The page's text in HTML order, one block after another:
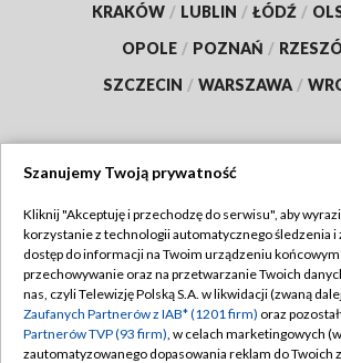
KRAKÓW / LUBLIN / ŁÓDŹ /
OPOLE / POZNAŃ /
SZCZECIN / WARSZAWA /
TVP
Abonament TVP
Emisja w TVP
Centrum informacji TVP
Regulamin TVP
Polityka prywatności
Moje zgody
Szanujemy Twoją prywatność
Kliknij "Akceptuję i przechodzę do serwisu", aby
korzystanie z technologii automatycznego śledzenia i
dostęp do informacji na Twoim urządzeniu końcowym
przechowywanie oraz na przetwarzanie Twoich
nas, czyli Telewizję Polską S.A. w likwidacji (zwaną
Zaufanych Partnerów z IAB* (1201 firm) oraz
Partnerów TVP (93 firm), w celach marketingowych
zautomatyzowanego dopasowania reklam do Twoich